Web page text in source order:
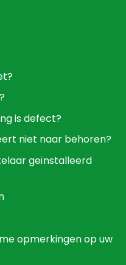
is defect?
niet naar behoren?
geïnstalleerd
opmerkingen op uw